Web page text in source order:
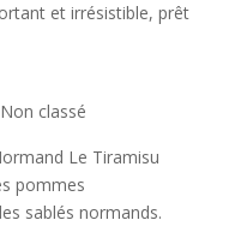
et irrésistible, prêt
classé
Le Tiramisu
pommes
sablés normands.